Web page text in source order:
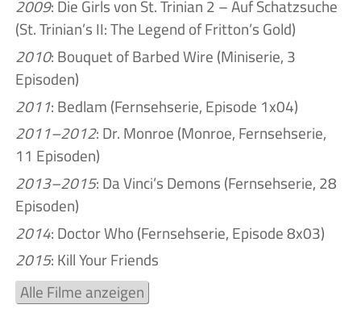
2009: Die Girls von St. Trinian 2 – Auf Schatzsuche
(St. Trinian’s II: The Legend of Fritton’s Gold)
2010: Bouquet of Barbed Wire (Miniserie, 3
Episoden)
2011: Bedlam (Fernsehserie, Episode 1x04)
2011–2012: Dr. Monroe (Monroe, Fernsehserie,
11 Episoden)
2013–2015: Da Vinci’s Demons (Fernsehserie, 28
Episoden)
2014: Doctor Who (Fernsehserie, Episode 8x03)
2015: Kill Your Friends
Alle Filme anzeigen